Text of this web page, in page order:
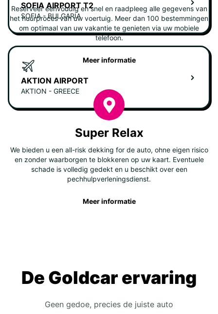
SOFIA AIRPORT T2
SOFIA - BULGARIA
AKTION AIRPORT
AKTION - GREECE
Reserveer eenvoudig en snel en raadpleeg alle gegevens van
het huurproces van uw voertuig. Meer dan 100 bestemmingen
om optimaal van uw vakantie te genieten via uw mobiele
telefoon.
Meer informatie
Super Relax
We bieden u een all-risk dekking for de auto, ohne eigen risico
en zonder waarborgen te blokkeren op uw kaart. Eventuele
schade is volledig gedekt en u beschikt over een
pechhulpverleningsdienst.
Meer informatie
De Goldcar ervaring
Geen gedoe, precies de juiste auto